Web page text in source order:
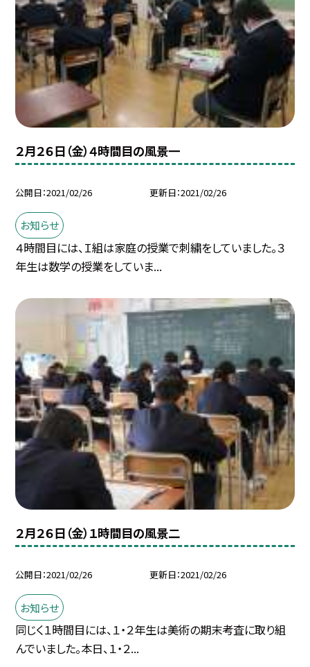
２月２６日（金）４時間目の風景一
公開日 2021/02/26 更新日 2021/02/26
お知らせ
４時間目には、Ｉ組は家庭の授業で刺繍をしていました。３
年生は数学の授業をしていま...
２月２６日（金）１時間目の風景二
公開日 2021/02/26 更新日 2021/02/26
お知らせ
同じく１時間目には、１・２年生は美術の期末考査に取り組
んでいました。本日、１・２...